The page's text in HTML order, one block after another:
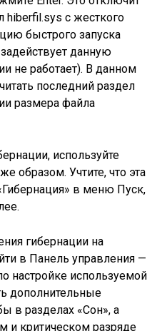
с жесткого
быстрого запуска
данную
не работает). В данном
последний раздел
размера файла
используйте
образом. Учтите, что эта
в меню Пуск,
гибернации на
в Панель управления —
настройке используемой
дополнительные
в разделах «Сон», а
и критическом разряде